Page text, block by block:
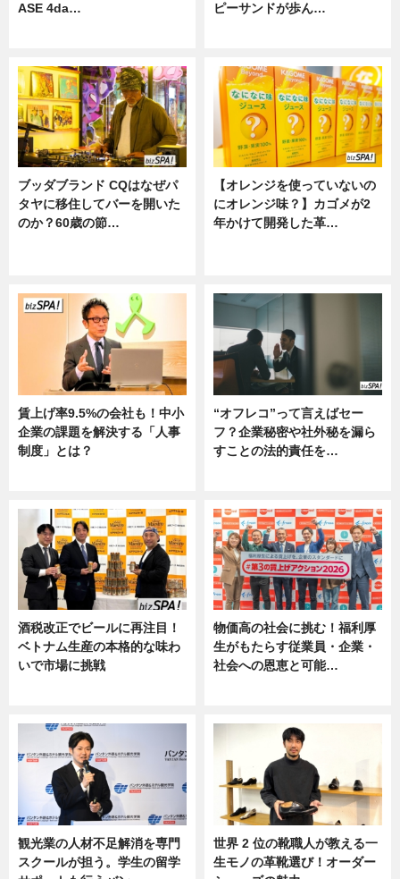
ASE 4da…
ピーサンドが歩ん…
ブッダブランド CQはなぜパ
タヤに移住してバーを開いた
のか？60歳の節…
【オレンジを使っていないの
にオレンジ味？】カゴメが2
年かけて開発した革…
賃上げ率9.5%の会社も！中小
企業の課題を解決する「人事
制度」とは？
“オフレコ”って言えばセー
フ？企業秘密や社外秘を漏ら
すことの法的責任を…
酒税改正でビールに再注目！
ベトナム生産の本格的な味わ
いで市場に挑戦
物価高の社会に挑む！福利厚
生がもたらす従業員・企業・
社会への恩恵と可能…
観光業の人材不足解消を専門
スクールが担う。学生の留学
世界 2 位の靴職人が教える一
生モノの革靴選び！オーダー